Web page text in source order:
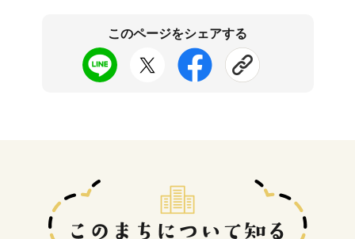
このページをシェアする